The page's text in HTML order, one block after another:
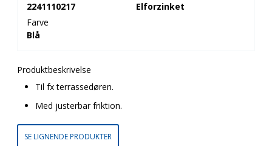
2241110217
Elforzinket
Farve
Blå
Produktbeskrivelse
Til fx terrassedøren.
Med justerbar friktion.
SE LIGNENDE PRODUKTER